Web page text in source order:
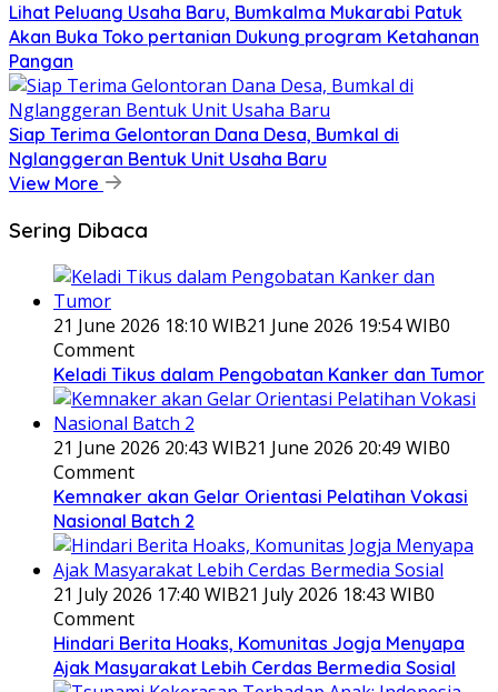
Lihat Peluang Usaha Baru, Bumkalma Mukarabi Patuk
Akan Buka Toko pertanian Dukung program Ketahanan
Pangan
Siap Terima Gelontoran Dana Desa, Bumkal di
Nglanggeran Bentuk Unit Usaha Baru
View More
Sering Dibaca
21 June 2026 18:10 WIB21 June 2026 19:54 WIB0
Comment
Keladi Tikus dalam Pengobatan Kanker dan Tumor
21 June 2026 20:43 WIB21 June 2026 20:49 WIB0
Comment
Kemnaker akan Gelar Orientasi Pelatihan Vokasi
Nasional Batch 2
21 July 2026 17:40 WIB21 July 2026 18:43 WIB0
Comment
Hindari Berita Hoaks, Komunitas Jogja Menyapa
Ajak Masyarakat Lebih Cerdas Bermedia Sosial